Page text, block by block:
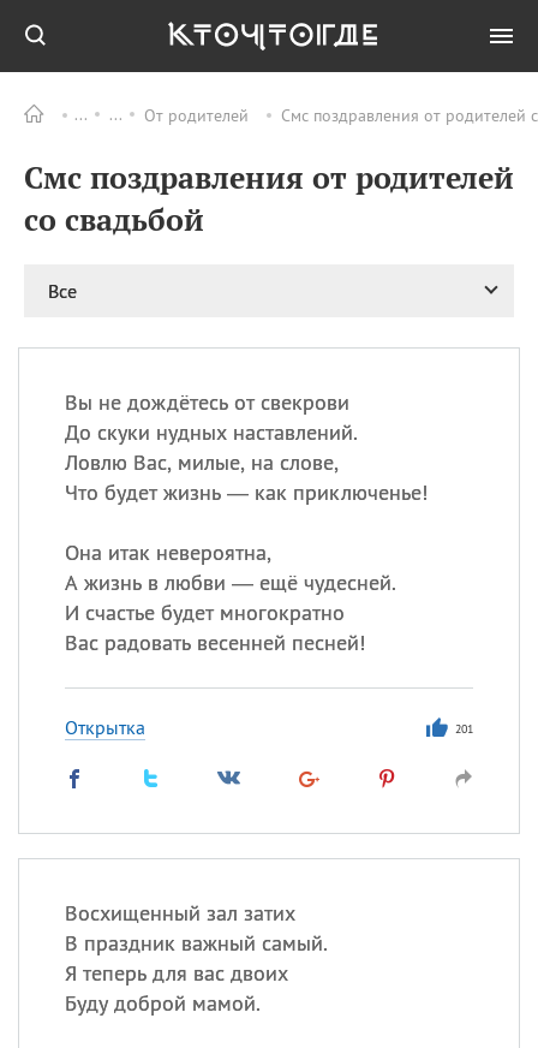
От родителей Смс поздравления от родителей
Смс поздравления от родителей
со свадьбой
Все
Вы не дождётесь от свекрови
До скуки нудных наставлений.
Ловлю Вас, милые, на слове,
Что будет жизнь — как приключенье!
Она итак невероятна,
А жизнь в любви — ещё чудесней.
И счастье будет многократно
Вас радовать весенней песней!
Открытка 201
Восхищенный зал затих
В праздник важный самый.
Я теперь для вас двоих
Буду доброй мамой.
ПРАЗДНИКИ Все
09.08
День памяти
великомученика и
Николая Чудотворца
11.08 День полета на
11.08 День Святой Клары —
покровительницы
телевидения
Сегодня празднуют именины
Герман,Иван
Посмотреть значение